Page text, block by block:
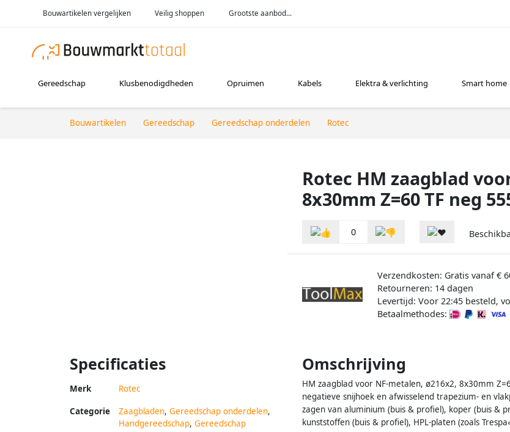
Bouwartikelen vergelijken Veilig shoppen Grootste aanbod...
Gereedschap Klusbenodigdheden Opruimen Kabels Elektra & verlichting Smart home
Bouwartikelen Gereedschap Gereedschap onderdelen Rotec
Rotec HM zaagblad
8x30mm Z=60 TF neg
0
Verzendkosten: Gratis vanaf €
Retourneren: 14 dagen
Levertijd: Voor 22:45 besteld,
Betaalmethodes:
Specificaties
Merk Rotec
Categorie Zaagbladen, Gereedschap onderdelen,
Handgereedschap, Gereedschap
Omschrijving
HM zaagblad voor NF-metalen, ø216x2, 8x30mm
negatieve snijhoek en afwisselend trapezium- en
zagen van aluminium (buis & profiel), koper (buis &
kunststoffen (buis & profiel), HPL-platen (zoals